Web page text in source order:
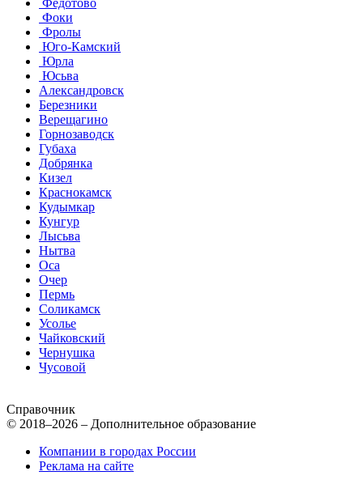
Фоки
Фролы
Юго-Камский
Юрла
Юсьва
Александровск
Березники
Верещагино
Горнозаводск
Губаха
Добрянка
Кизел
Краснокамск
Кудымкар
Кунгур
Лысьва
Нытва
Оса
Очер
Пермь
Соликамск
Усолье
Чайковский
Чернушка
Чусовой
Справочник
© 2018–2026 – Дополнительное образование
Компании в городах России
Реклама на сайте